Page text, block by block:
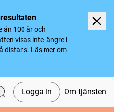
än 100 år och
visas inte längre i
distans. Läs mer om
Logga in Om tjänsten